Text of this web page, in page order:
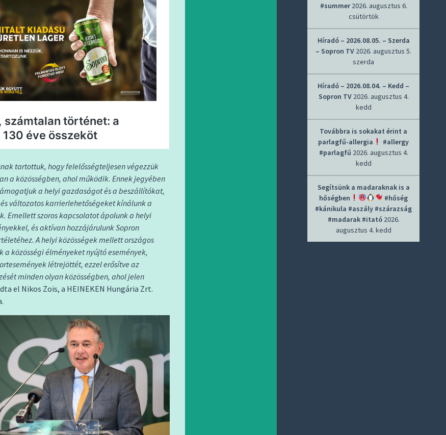
tartottuk, hogy felelősségteljesen végezzük
a közösségben, ahol működik. Ennek jegyében
a helyi gazdaságot és a beszállítókat,
változatos karrierlehetőségeket kínálunk a
Emellett szoros kapcsolatot ápolunk a helyi
és aktívan hozzájárulunk Sopron
A helyi közösségek mellett országos
a közösségi élményeket nyújtó események,
létrejöttét, ezzel erősítve az
minden olyan közösségben, ahol jelen
el Nikos Zois, a HEINEKEN Hungária Zrt.
#summer 2026. augusztus 6.
csütörtök
Híradó – 2026.08.05. – Szerda
– Sopron TV 2026. augusztus 5.
szerda
Híradó – 2026.08.04. – Kedd –
Sopron TV 2026. augusztus 4.
kedd
Továbbra is sokakat érint a
parlagfű-allergia
#allergy
#parlagfű 2026. augusztus 4.
kedd
Segítsünk a madaraknak is a
hőségben
#hőség
#kánikula #aszály #szárazság
#madarak #itató 2026.
augusztus 4. kedd